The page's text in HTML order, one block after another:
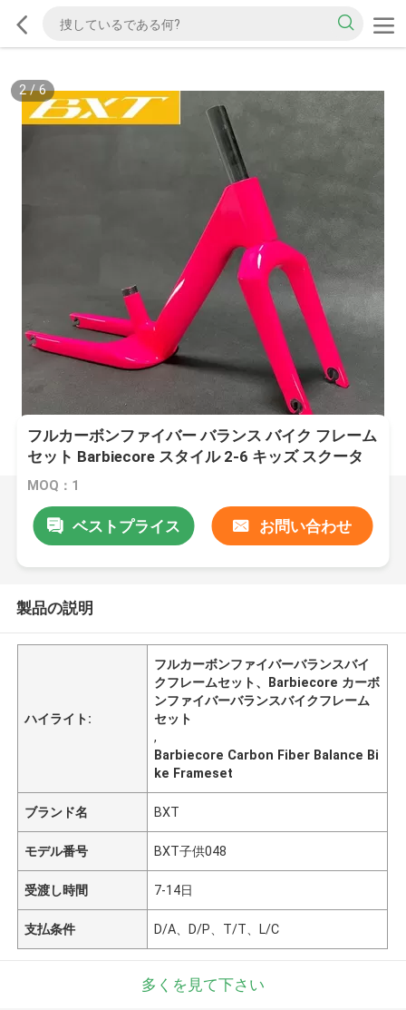
2/6
フルカーボンファイバー バランス バイク フレーム
セット Barbiecore スタイル 2-6 キッズ スクータ
ー
MOQ：1
ベストプライス お問い合わせ
製品の説明
ハイライト:
フルカーボンファイバーバランスバイ
クフレームセット、Barbiecore カーボ
ンファイバーバランスバイクフレーム
セット
,
Barbiecore Carbon Fiber Balance Bi
ke Frameset
ブランド名 BXT
モデル番号 BXT子供048
受渡し時間 7-14日
支払条件 D/A、D/P、T/T、L/C
多くを見て下さい